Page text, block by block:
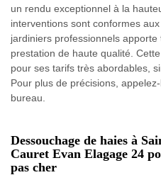
un rendu exceptionnel à la
interventions sont conformes
jardiniers professionnels
prestation de haute qualité.
pour ses tarifs très abordables,
Pour plus de précisions,
bureau.
Dessouchage de haies à
Cauret Evan Elagage 24
pas cher